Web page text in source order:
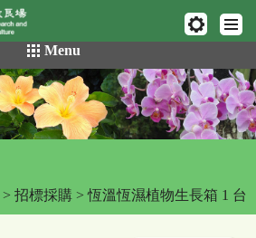
Menu
> 招標採購 > 恆溫恆濕植物生長箱 1 台